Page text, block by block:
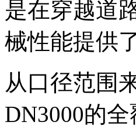
是在穿越道
械性能提供
从口径范围
DN3000的